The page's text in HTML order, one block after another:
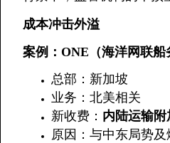
成本冲击外溢
案例：ONE（海洋网联船
总部：新加坡
业务：北美相关
新收费： 内陆运输附
原因：与中东局势